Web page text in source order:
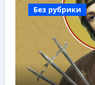
Без рубрики